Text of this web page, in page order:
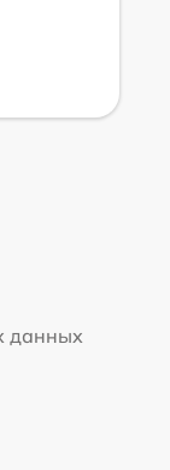
данных